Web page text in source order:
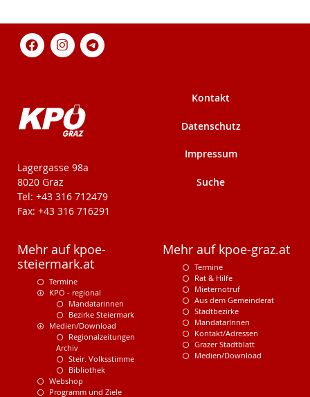
KPÖ-Steiermark
Lagergasse 98a
8020 Graz
Tel: +43 316 712479
Fax: +43 316 716291
Kontakt
Datenschutz
Impressum
Suche
Mehr auf kpoe-
steiermark.at
Termine
KPÖ - regional
Mandatarinnen
Bezirke Steiermark
Medien/Download
Regionalzeitungen
Archiv
Steir. Volksstimme
Bibliothek
Webshop
Programm und Ziele
Mehr auf kpoe-graz.at
Termine
Rat & Hilfe
Mieternotruf
Aus dem Gemeinderat
Stadtbezirke
MandatarInnen
Kontakt/Adressen
Grazer Stadtblatt
Medien/Download